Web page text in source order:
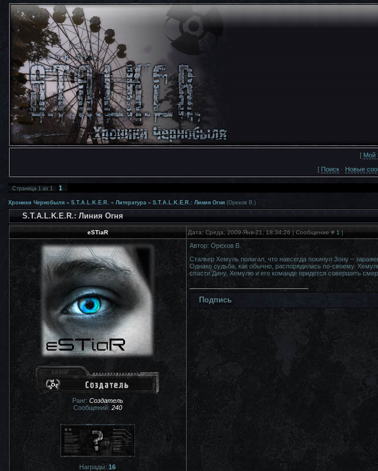
[ Мой
[ Поиск · Новые
Страница1из1 1
Хроники Чернобыля » S.T.A.L.K.E.R. » Литература » S.T.A.L.K.E.R.: Линия Огня (Орехов В.)
S.T.A.L.K.E.R.: Линия Огня
eSTiaR Дата: Среда, 2009-Янв-21, 18:34:26 | Сообщение # 1 |
Ранг: Создатель
Сообщений: 240
Награды: 16
Автор: Орехов В.
Сталкер Хемуль полагал, что навсегда покинул Зону –
Однако судьба, как обычно, распорядилась по-своему.
спасти Дину, Хемулю и его команде придется совершить
Подпись